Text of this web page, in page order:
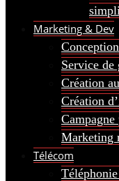
Marketing & Dev
Service de
Création
Création
Marketing
Télécom